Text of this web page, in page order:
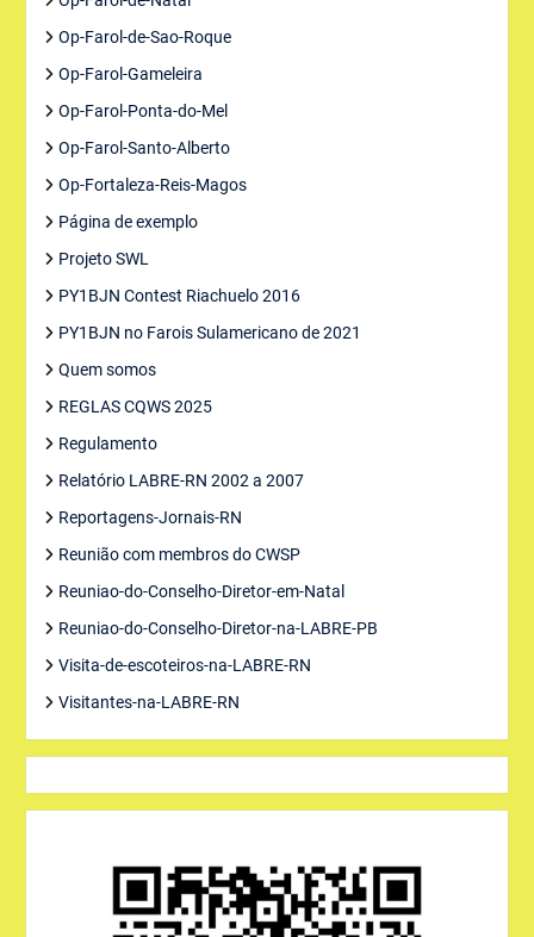
Op-Farol-de-Sao-Roque
Op-Farol-Gameleira
Op-Farol-Ponta-do-Mel
Op-Farol-Santo-Alberto
Op-Fortaleza-Reis-Magos
Página de exemplo
Projeto SWL
PY1BJN Contest Riachuelo 2016
PY1BJN no Farois Sulamericano de 2021
Quem somos
REGLAS CQWS 2025
Regulamento
Relatório LABRE-RN 2002 a 2007
Reportagens-Jornais-RN
Reunião com membros do CWSP
Reuniao-do-Conselho-Diretor-em-Natal
Reuniao-do-Conselho-Diretor-na-LABRE-PB
Visita-de-escoteiros-na-LABRE-RN
Visitantes-na-LABRE-RN